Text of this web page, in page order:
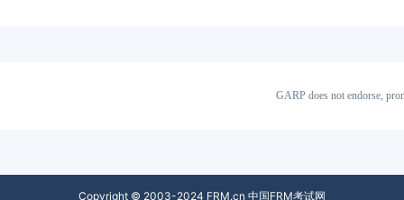
GARP does not endorse,
Copyright © 2003-2024 FRM.cn 中国FRM考试网